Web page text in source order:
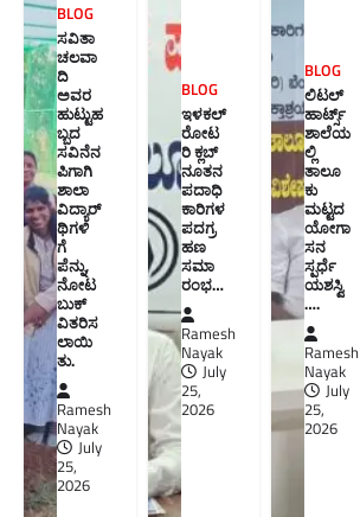
BLOG
ಸವಿತಾ
ಚಲವಾ
ದಿ
ಅವರ
ಹುಟ್ಟುಹ
ಬ್ಬದ
ಸವಿನೆನ
ಪಿಗಾಗಿ
ಶಾಲಾ
ವಿದ್ಯಾರ್
ಥಿಗಳಿ
ಗೆ
ಪೆನ್ನು,
ನೋಟ
ಬುಕ್
ವಿತರಿಸ
ಲಾಯಿ
ತು.
Ramesh
Nayak
July
25,
2026
BLOG
ಇಳಕಲ್
ರೋಟ
ರಿ ಕ್ಲಬ್
ನೂತನ‌
ಪದಾಧಿ
ಕಾರಿಗಳ
ಪದಗ್ರ
ಹಣ
ಸಮಾ
ರಂಭ…
Ramesh
Nayak
July
25,
2026
BLOG
ಲಿಟಲ್
ಹಾರ್ಟ್ಸ್
ಶಾಲೆಯ
ಲ್ಲಿ
ತಾಲೂ
ಕು
ಮಟ್ಟದ
ಯೋಗಾ
ಸನ
ಸ್ಪರ್ಧೆ
ಯಶಸ್ವಿ
….
Ramesh
Nayak
July
25,
2026